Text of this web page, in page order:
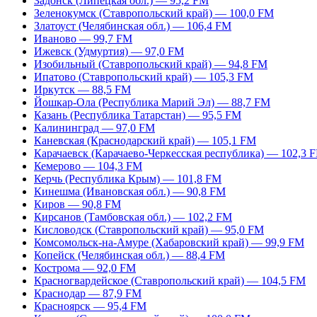
Зеленокумск (Ставропольский край) — 100,0 FM
Златоуст (Челябинская обл.) — 106,4 FM
Иваново — 99,7 FM
Ижевск (Удмуртия) — 97,0 FM
Изобильный (Ставропольский край) — 94,8 FM
Ипатово (Ставропольский край) — 105,3 FM
Иркутск — 88,5 FM
Йошкар-Ола (Республика Марий Эл) — 88,7 FM
Казань (Республика Татарстан) — 95,5 FM
Калининград — 97,0 FM
Каневская (Краснодарский край) — 105,1 FM
Карачаевск (Карачаево-Черкесская республика) — 102,3
Кемерово — 104,3 FM
Керчь (Республика Крым) — 101,8 FM
Кинешма (Ивановская обл.) — 90,8 FM
Киров — 90,8 FM
Кирсанов (Тамбовская обл.) — 102,2 FM
Кисловодск (Ставропольский край) — 95,0 FM
Комсомольск-на-Амуре (Хабаровский край) — 99,9 FM
Копейск (Челябинская обл.) — 88,4 FM
Кострома — 92,0 FM
Красногвардейское (Ставропольский край) — 104,5 FM
Краснодар — 87,9 FM
Красноярск — 95,4 FM